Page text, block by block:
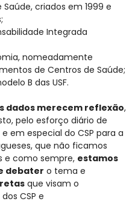
criados em 1999 e
Integrada
nomeadamente
de Centros de Saúde;
B das USF.
dados merecem reflexão,
pelo esforço diário de
em especial do CSP para a
que não ficamos
e como sempre, estamos
debater o tema e
que visam o
CSP e